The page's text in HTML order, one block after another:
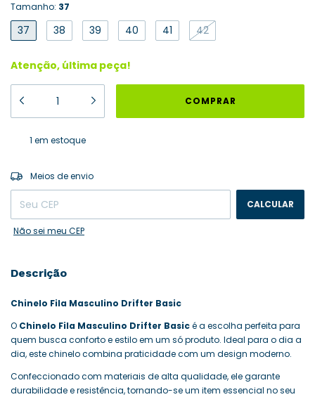
Tamanho: 37
37 38 39 40 41 42
Atenção, última peça!
1 em estoque
Entregas para o CEP:
Meios de envio
CALCULAR
Não sei meu CEP
Descrição
Chinelo Fila Masculino Drifter Basic
O Chinelo Fila Masculino Drifter Basicé a escolha perfeita para
quem busca conforto e estilo em um só produto. Ideal para o dia a
dia, este chinelo combina praticidade com um design moderno.
Confeccionado com materiais de alta qualidade, ele garante
durabilidade e resistência, tornando-se um item essencial no seu